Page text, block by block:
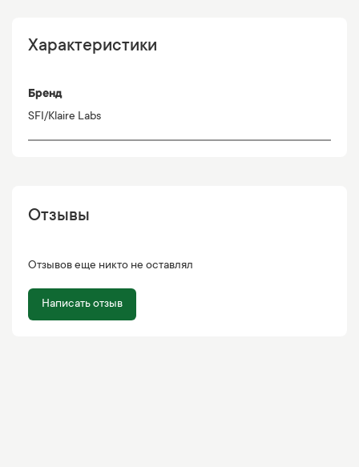
Характеристики
Бренд
SFI/Klaire Labs
Отзывы
Отзывов еще никто не оставлял
Написать отзыв